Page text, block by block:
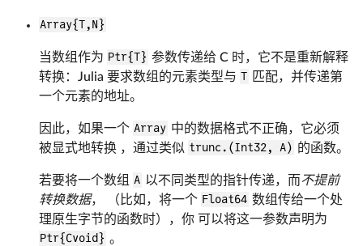
Array{T,N}
当数组作为 Ptr{T} 参数传递给 C 时，它不是重新解释
转换：Julia 要求数组的元素类型与 T 匹配，并传递第
一个元素的地址。
因此，如果一个 Array 中的数据格式不正确，它必须
被显式地转换 ，通过类似 trunc.(Int32, A) 的函数。
若要将一个数组 A 以不同类型的指针传递，而不提前
转换数据， （比如，将一个 Float64 数组传给一个处
理原生字节的函数时），你 可以将这一参数声明为
Ptr{Cvoid} 。